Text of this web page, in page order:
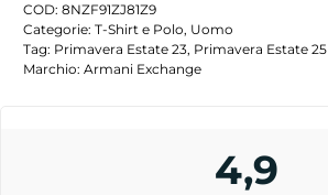
COD: 8NZF91ZJ81Z9
Categorie: T-Shirt e Polo, Uomo
Tag: Primavera Estate 23, Primavera Estate 25
Marchio: Armani Exchange
4,9